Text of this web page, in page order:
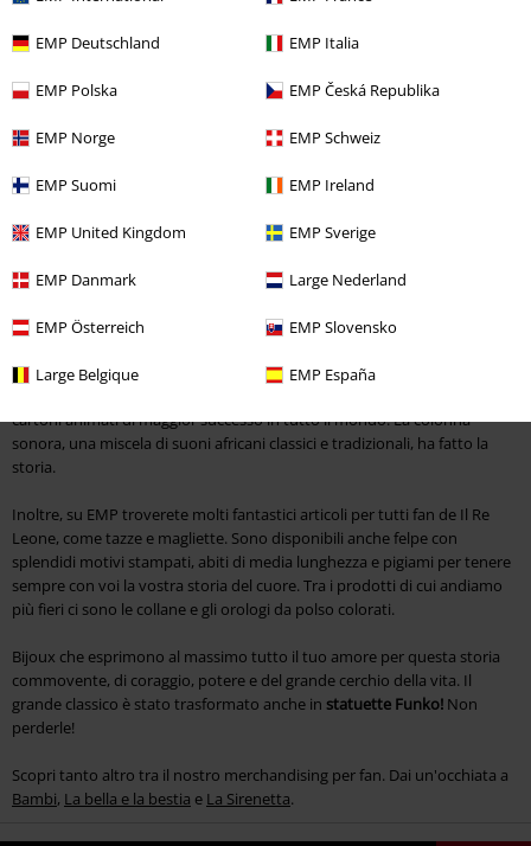
EMP Deutschland EMP Italia
EMP Polska EMP Česká Republika
EMP Norge EMP Schweiz
EMP Suomi EMP Ireland
EMP United Kingdom EMP Sverige
EMP Danmark Large Nederland
EMP Österreich EMP Slovensko
Large Belgique EMP España
proprio percorso di vita, la conoscenza di sé stessi. I personaggi del film
come l'onestà, il coraggio e l'amicizia.
Anche la filosofia condivisa dal film è molto preziosa: la vita è un cerchio
Disney e gli articoli ad esso dedicati siano tanto popolari. Sul nostro
cartoni animati di maggior successo in tutto il mondo. La colonna
sonora, una miscela di suoni africani classici e tradizionali, ha fatto la
storia.
Inoltre, su EMP troverete molti fantastici articoli per tutti fan de Il Re
Leone, come tazze e magliette. Sono disponibili anche felpe con
splendidi motivi stampati, abiti di media lunghezza e pigiami per tenere
sempre con voi la vostra storia del cuore. Tra i prodotti di cui andiamo
più fieri ci sono le collane e gli orologi da polso colorati.
Bijoux che esprimono al massimo tutto il tuo amore per questa storia
commovente, di coraggio, potere e del grande cerchio della vita. Il
grande classico è stato trasformato anche in statuette Funko! Non
perderle!
Scopri tanto altro tra il nostro merchandising per fan. Dai un'occhiata a
Bambi, La bella e la bestia e La Sirenetta.